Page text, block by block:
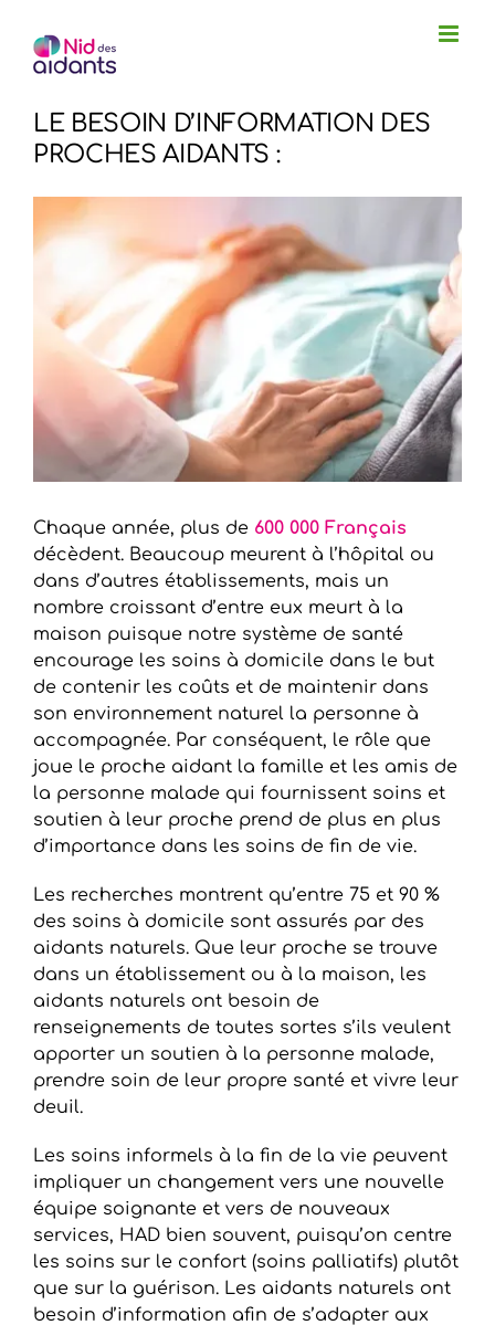
contenu
LE BESOIN D’INFORMATION DES
PROCHES AIDANTS :
l'image
agrandie
Chaque année, plus de 600 000 Français
décèdent. Beaucoup meurent à l’hôpital ou
dans d’autres établissements, mais un
nombre croissant d’entre eux meurt à la
maison puisque notre système de santé
encourage les soins à domicile dans le but
de contenir les coûts et de maintenir dans
son environnement naturel la personne à
accompagnée. Par conséquent, le rôle que
joue le proche aidant la famille et les amis de
la personne malade qui fournissent soins et
soutien à leur proche prend de plus en plus
d’importance dans les soins de fin de vie.
Les recherches montrent qu’entre 75 et 90 %
des soins à domicile sont assurés par des
aidants naturels. Que leur proche se trouve
dans un établissement ou à la maison, les
aidants naturels ont besoin de
renseignements de toutes sortes s’ils veulent
apporter un soutien à la personne malade,
prendre soin de leur propre santé et vivre leur
deuil.
Les soins informels à la fin de la vie peuvent
impliquer un changement vers une nouvelle
équipe soignante et vers de nouveaux
services, HAD bien souvent, puisqu’on centre
les soins sur le confort (soins palliatifs) plutôt
que sur la guérison. Les aidants naturels ont
besoin d’information afin de s’adapter aux